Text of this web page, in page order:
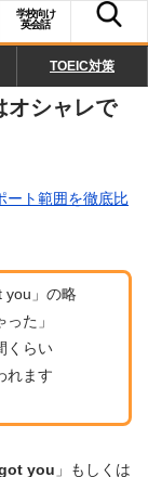
学校向け
英会話
TOEIC対策
オシャレで
ート範囲を徹底比
you」の略
た」
くらい
れます
you 」もしくは